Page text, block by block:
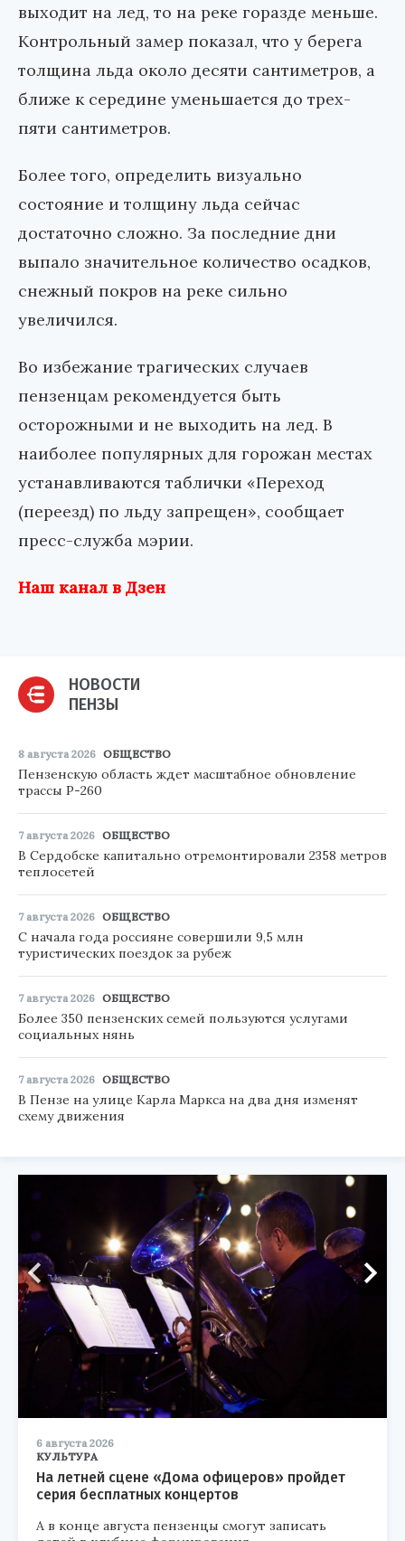
выходит на лед, то на реке горазде меньше.
Контрольный замер показал, что у берега
толщина льда около десяти сантиметров, а
ближе к середине уменьшается до трех-
пяти сантиметров.
Более того, определить визуально
состояние и толщину льда сейчас
достаточно сложно. За последние дни
выпало значительное количество осадков,
снежный покров на реке сильно
увеличился.
Во избежание трагических случаев
пензенцам рекомендуется быть
осторожными и не выходить на лед. В
наиболее популярных для горожан местах
устанавливаются таблички «Переход
(переезд) по льду запрещен», сообщает
пресс-служба мэрии.
Наш канал в Дзен
НОВОСТИ
ПЕНЗЫ
8 августа 2026 ОБЩЕСТВО
Пензенскую область ждет масштабное обновление
трассы Р-260
7 августа 2026 ОБЩЕСТВО
В Сердобске капитально отремонтировали 2358 метров
теплосетей
7 августа 2026 ОБЩЕСТВО
С начала года россияне совершили 9,5 млн
туристических поездок за рубеж
7 августа 2026 ОБЩЕСТВО
Более 350 пензенских семей пользуются услугами
социальных нянь
7 августа 2026 ОБЩЕСТВО
В Пензе на улице Карла Маркса на два дня изменят
схему движения
6 августа 2026
КУЛЬТУРА
На летней сцене «Дома офицеров» пройдет
серия бесплатных концертов
А в конце августа пензенцы смогут записать